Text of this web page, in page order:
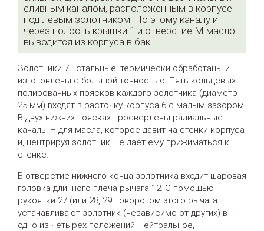
сливным каналом, расположенным в корпусе
под левым золотником. По этому каналу и
через полость крышки 1 и отверстие М масло
выводится из корпуса в бак.
Золотники 7—стальные, термически обработаны и
изготовлены с большой точностью. Пять кольцевых
полированных поясков каждого золотника (диаметр
25 мм) входят в расточку корпуса 6 с малым зазором.
В двух нижних поясках просверлены радиальные
каналы Н для масла, которое давит на стенки корпуса
и, центрируя золотник, не дает ему прижиматься к
стенке.
В отверстие нижнего конца золотника входит шаровая
головка длинного плеча рычага 12. С помощью
рукоятки 27 (или 28, 29 поворотом этого рычага
устанавливают золотник (независимо от других) в
одно из четырех положений: нейтральное,